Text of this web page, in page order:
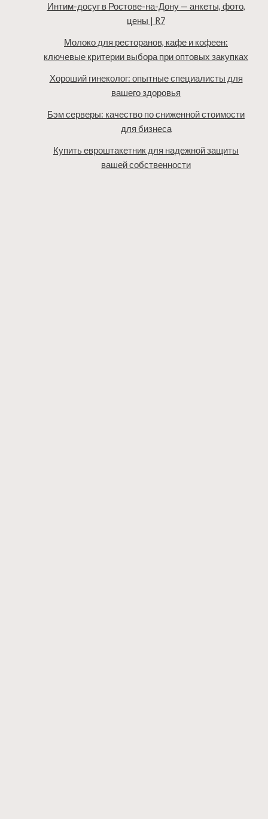
Интим-досуг в Ростове-на-Дону — анкеты, фото,
цены | R7
Молоко для ресторанов, кафе и кофеен:
ключевые критерии выбора при оптовых закупках
Хороший гинеколог: опытные специалисты для
вашего здоровья
Бэм серверы: качество по сниженной стоимости
для бизнеса
Купить евроштакетник для надежной защиты
вашей собственности